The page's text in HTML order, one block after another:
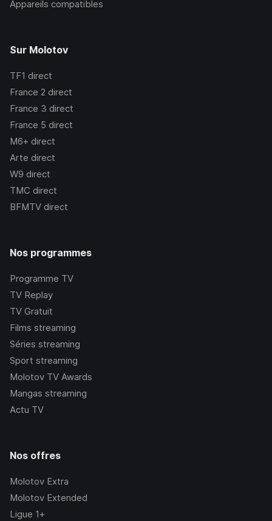
Appareils compatibles
Sur Molotov
TF1 direct
France 2 direct
France 3 direct
France 5 direct
M6+ direct
Arte direct
W9 direct
TMC direct
BFMTV direct
Nos programmes
Programme TV
TV Replay
TV Gratuit
Films streaming
Séries streaming
Sport streaming
Molotov TV Awards
Mangas streaming
Actu TV
Nos offres
Molotov Extra
Molotov Extended
Ligue 1+